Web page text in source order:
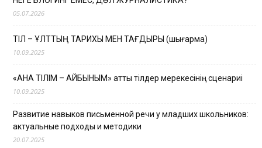
05.07.2026
ТІЛ – ҰЛТТЫҢ ТАРИХЫ МЕН ТАҒДЫРЫ (шығарма)
10.09.2025
«АНА ТІЛІМ – АЙБЫНЫМ» атты тілдер мерекесінің сценариі
10.09.2025
Развитие навыков письменной речи у младших школьников:
актуальные подходы и методики
20.07.2025